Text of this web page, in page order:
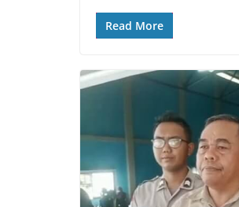
o
o
e
r
Read More